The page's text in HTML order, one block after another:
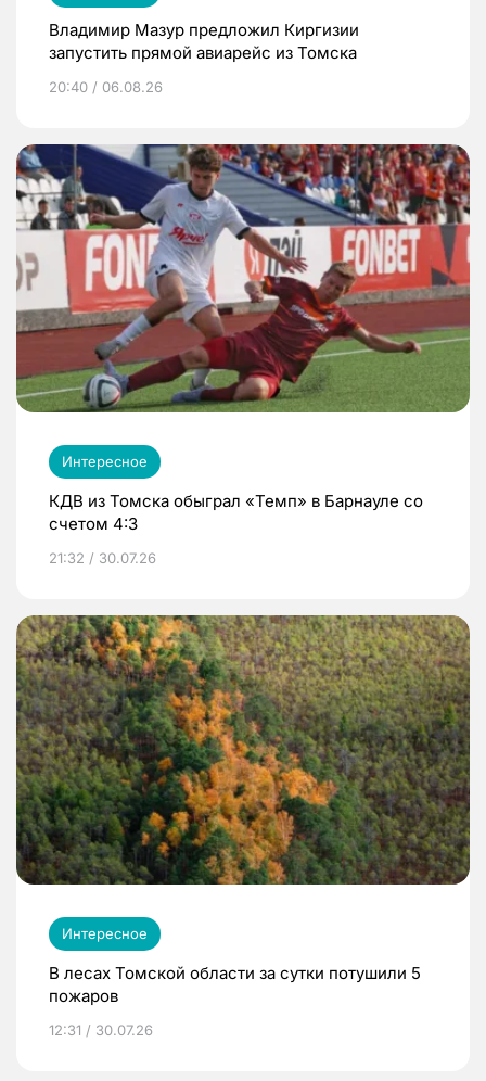
Владимир Мазур предложил Киргизии
запустить прямой авиарейс из Томска
20:40 / 06.08.26
Интересное
КДВ из Томска обыграл «Темп» в Барнауле со
счетом 4:3
21:32 / 30.07.26
Интересное
В лесах Томской области за сутки потушили 5
пожаров
12:31 / 30.07.26